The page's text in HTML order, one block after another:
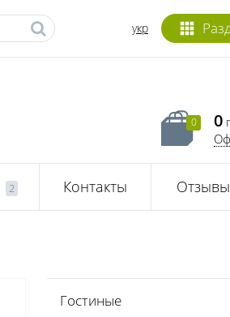
укр
0 0
2 Контакты Отзывы
Гостиные